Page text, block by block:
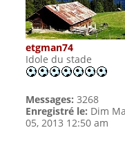
etgman74
Idole du stade
Messages: 3268
Enregistré le: Dim
05, 2013 12:50 am